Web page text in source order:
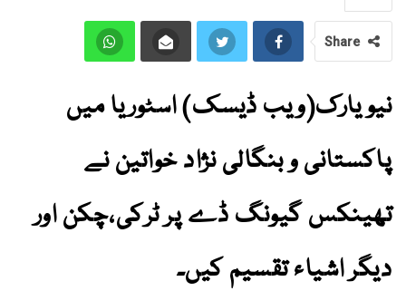
Share
نیو یارک(ویب ڈیسک) اسٹوریا میں
پاکستانی و بنگالی نژاد خواتین نے
تھینکس گیونگ ڈے پر ٹرکی،چکن اور
دیگر اشیاء تقسیم کیں۔